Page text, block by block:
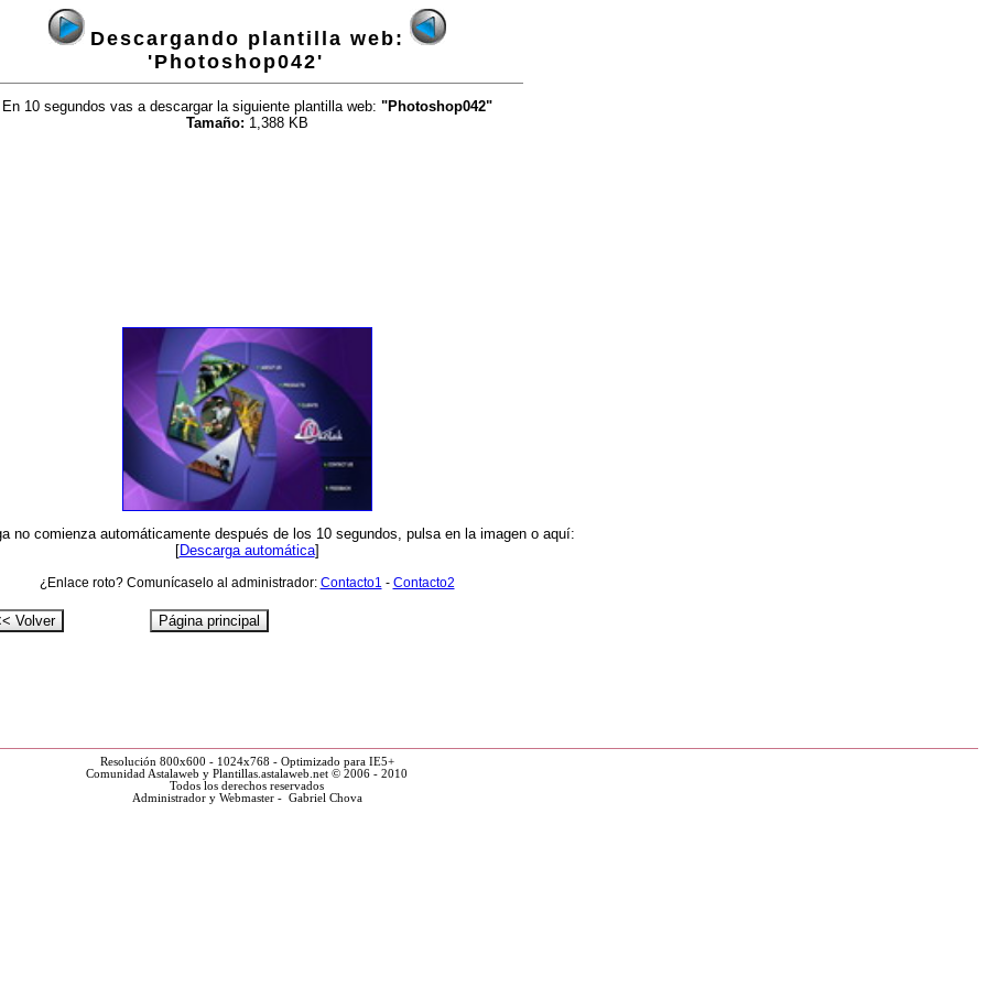
Descargando plantilla web:
'Photoshop042'
En 10 segundos vas a descargar la siguiente plantilla web: "Photoshop042"
Tamaño: 1,388 KB
no comienza automáticamente después de los 10 segundos, pulsa en la imagen o aquí:
[Descarga automática]
¿Enlace roto? Comunícaselo al administrador: Contacto1 - Contacto2
Resolución 800x600 - 1024x768 - Optimizado para IE5+
Comunidad Astalaweb y Plantillas.astalaweb.net © 2006 - 2010
Todos los derechos reservados
Administrador y Webmaster - Gabriel Chova